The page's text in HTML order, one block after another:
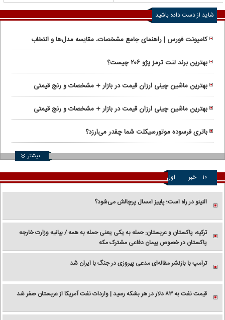
شاید از دست داده باشید
کامیونت فورس | راهنمای جامع مشخصات، مقایسه مدل‌ها و انتخاب
کاربری
بهترین برند لنت ترمز پژو ۲۰۶ چیست؟
بهترین ماشین چینی ارزان قیمت در بازار + مشخصات و رنج قیمتی
بهترین ماشین چینی ارزان قیمت در بازار + مشخصات و رنج قیمتی
باتری فرسوده موتورسیکلت شما چقدر می‌ارزد؟
بیشتر
۱۰ خبر اول
النینو در راه است؛ پاییز امسال پرچالش می‌شود؟
ترکیه، پاکستان و عربستان: حمله به یکی یعنی حمله به همه / بیانیه وزارت خارجه
پاکستان در خصوص پیمان دفاعی مشترک مکه
ترامپ با بازنشر مقاله‌ای مدعی پیروزی در جنگ با ایران شد
قیمت نفت به ۸۳ دلار در هر بشکه رسید | واردات نفت آمریکا از عربستان صفر شد